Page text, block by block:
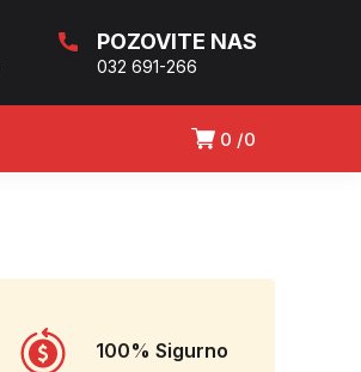
POZOVITE NAS
032 691-266
0 0
100% Sigurno